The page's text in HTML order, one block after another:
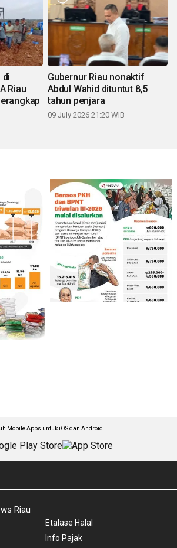
di
Riau
Gubernur Riau nonaktif
Abdul Wahid dituntut 8,5
tahun penjara
09 July 2026 21:20 WIB
Mobile Apps untuk iOS dan Android
Riau
Etalase Halal
Info Pajak